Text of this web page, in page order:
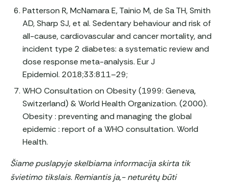
Patterson R, McNamara E, Tainio M, de Sa TH, Smith
AD, Sharp SJ, et al. Sedentary behaviour and risk of
all-cause, cardiovascular and cancer mortality, and
incident type 2 diabetes: a systematic review and
dose response meta-analysis. Eur J
Epidemiol. 2018;33:811–29;
WHO Consultation on Obesity (1999: Geneva,
Switzerland) & World Health Organization. (2000).
Obesity : preventing and managing the global
epidemic : report of a WHO consultation. World
Health.
Šiame puslapyje skelbiama informacija skirta tik
švietimo tikslais. Remiantis ja,- neturėtų būti